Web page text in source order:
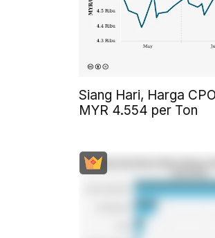
Siang Hari, Harga
MYR 4.554 per Ton